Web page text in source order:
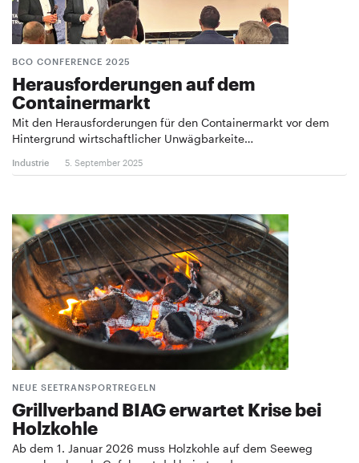
BCO CONFERENCE 2025
Herausforderungen auf dem
Containermarkt
Mit den Herausforderungen für den Containermarkt vor dem
Hintergrund wirtschaftlicher Unwägbarkeite…
Industrie 5. September 2025
NEUE SEETRANSPORTREGELN
Grillverband BIAG erwartet Krise bei
Holzkohle
Ab dem 1. Januar 2026 muss Holzkohle auf dem Seeweg